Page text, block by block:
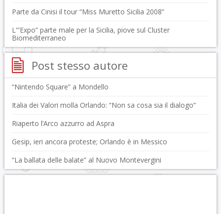
Parte da Cinisi il tour “Miss Muretto Sicilia 2008”
L'”Expo” parte male per la Sicilia, piove sul Cluster
Biomediterraneo
Post stesso autore
“Nintendo Square” a Mondello
Italia dei Valori molla Orlando: “Non sa cosa sia il dialogo”
Riaperto l’Arco azzurro ad Aspra
Gesip, ieri ancora proteste; Orlando è in Messico
“La ballata delle balate” al Nuovo Montevergini